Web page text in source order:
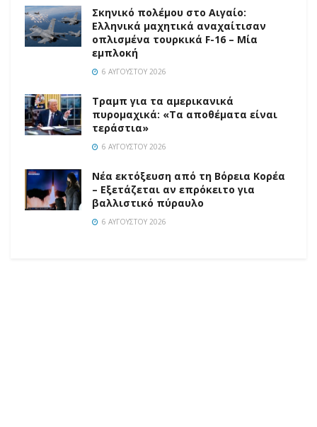
Σκηνικό πολέμου στο Αιγαίο:
Ελληνικά μαχητικά αναχαίτισαν
οπλισμένα τουρκικά F-16 – Μία
εμπλοκή
6 ΑΥΓΟΎΣΤΟΥ 2026
Τραμπ για τα αμερικανικά
πυρομαχικά: «Τα αποθέματα είναι
τεράστια»
6 ΑΥΓΟΎΣΤΟΥ 2026
Νέα εκτόξευση από τη Βόρεια Κορέα
– Εξετάζεται αν επρόκειτο για
βαλλιστικό πύραυλο
6 ΑΥΓΟΎΣΤΟΥ 2026